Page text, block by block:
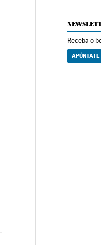
Receba o
APÚNTATE